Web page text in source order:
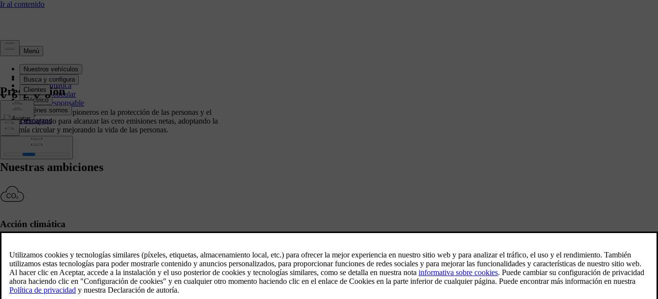
Sostenibilidad
Presentación
Acción climática
Economía circular
Negocio responsable
Gobernanza
Descargas
Presentación
Nuestro objetivo es ser pioneros en la protección de las personas y el
planeta trabajando para alcanzar las cero emisiones netas, adoptando la
economía circular y mejorando la vida de las personas.
Nuestras ambiciones
Acción climática
Más información